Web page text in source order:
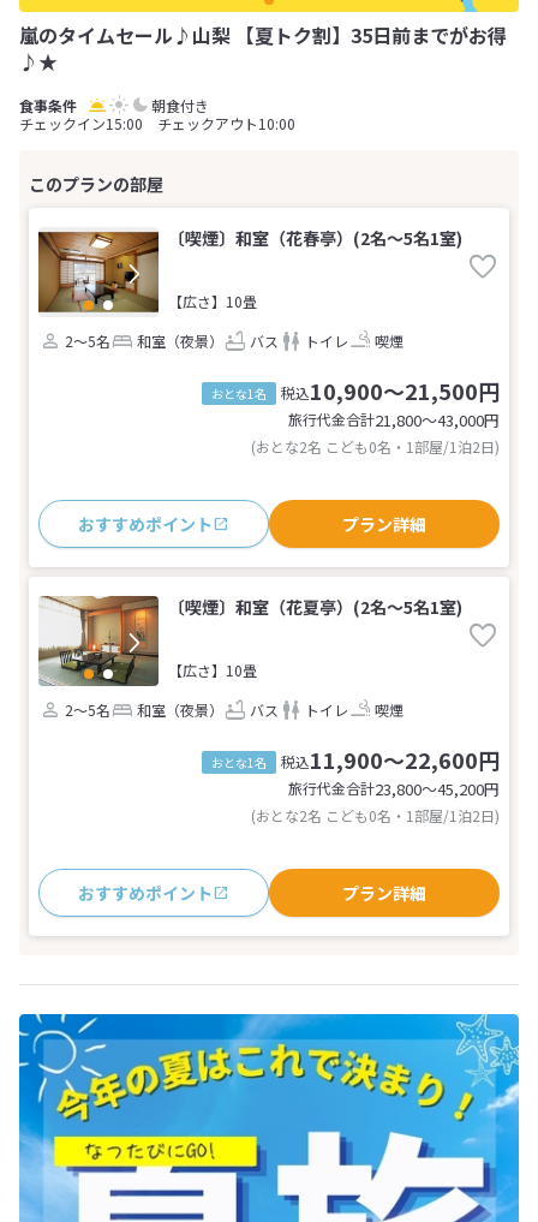
嵐のタイムセール♪山梨 【夏トク割】35日前までがお得
♪★
朝食付き
チェックイン15:00 チェックアウト10:00
〔喫煙〕和室（花春亭）(2名～5名1室)
【広さ】10畳
2～5名
和室（夜景） バス トイレ 喫煙
おとな1名 税込10,900～21,500円
旅行代金合計21,800〜43,000円
(おとな2名 こども0名・1部屋/1泊2日)
おすすめポイント プラン詳細
〔喫煙〕和室（花夏亭）(2名～5名1室)
【広さ】10畳
2～5名
和室（夜景） バス トイレ 喫煙
おとな1名 税込11,900～22,600円
旅行代金合計23,800〜45,200円
(おとな2名 こども0名・1部屋/1泊2日)
おすすめポイント プラン詳細